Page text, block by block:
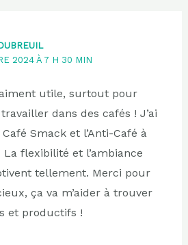
2024 À 7 H 30 MIN
utile, surtout pour
dans des cafés ! J’ai
Smack et l’Anti-Café à
La flexibilité et l’ambiance
tellement. Merci pour
ça va m’aider à trouver
et productifs !